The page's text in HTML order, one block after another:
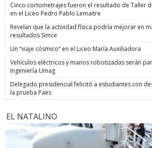
Cinco cortometrajes fueron el resultado de Taller
en el Liceo Pedro Pablo Lemaitre
Revelan que la actividad física podría mejorar en
resultados Simce
Un “viaje cósmico” en el Liceo María Auxiliadora
Vehículos eléctricos y manos robotizadas serán
Ingeniería Umag
Delegado presidencial felicitó a estudiantes con
la prueba Paes
EL NATALINO